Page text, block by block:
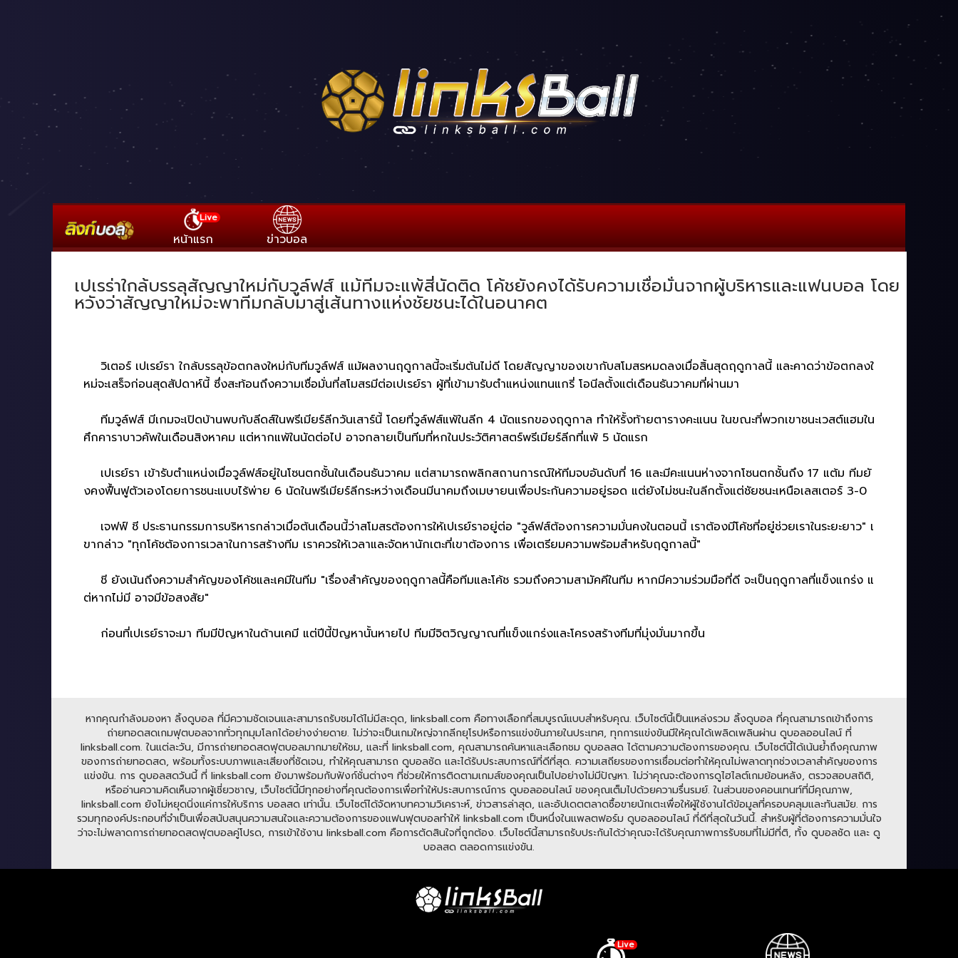
Live
หน้าแรก ข่าวบอล
เปเรร่าใกล้บรรลุสัญญาใหม่กับวูล์ฟส์ แม้ทีมจะแพ้สี่นัดติด โค้ชยังคงได้รับความเชื่อมั่นจากผู้บริหารและแฟนบอล โดย
หวังว่าสัญญาใหม่จะพาทีมกลับมาสู่เส้นทางแห่งชัยชนะได้ในอนาคต
วิเตอร์ เปเรย์รา ใกล้บรรลุข้อตกลงใหม่กับทีมวูล์ฟส์ แม้ผลงานฤดูกาลนี้จะเริ่มต้นไม่ดี โดยสัญญาของเขากับสโมสรหมดลงเมื่อสิ้นสุดฤดูกาลนี้ และคาดว่าข้อตกลงใ
หม่จะเสร็จก่อนสุดสัปดาห์นี้ ซึ่งสะท้อนถึงความเชื่อมั่นที่สโมสรมีต่อเปเรย์รา ผู้ที่เข้ามารับตำแหน่งแทนแกรี่ โอนีลตั้งแต่เดือนธันวาคมที่ผ่านมา
ทีมวูล์ฟส์ มีเกมจะเปิดบ้านพบกับลีดส์ในพรีเมียร์ลีกวันเสาร์นี้ โดยที่วูล์ฟส์แพ้ในลีก 4 นัดแรกของฤดูกาล ทำให้รั้งท้ายตารางคะแนน ในขณะที่พวกเขาชนะเวสต์แฮมใน
ศึกคาราบาวคัพในเดือนสิงหาคม แต่หากแพ้ในนัดต่อไป อาจกลายเป็นทีมที่หกในประวัติศาสตร์พรีเมียร์ลีกที่แพ้ 5 นัดแรก
เปเรย์รา เข้ารับตำแหน่งเมื่อวูล์ฟส์อยู่ในโซนตกชั้นในเดือนธันวาคม แต่สามารถพลิกสถานการณ์ให้ทีมจบอันดับที่ 16 และมีคะแนนห่างจากโซนตกชั้นถึง 17 แต้ม ทีมยั
งคงฟื้นฟูตัวเองโดยการชนะแบบไร้พ่าย 6 นัดในพรีเมียร์ลีกระหว่างเดือนมีนาคมถึงเมษายนเพื่อประกันความอยู่รอด แต่ยังไม่ชนะในลีกตั้งแต่ชัยชนะเหนือเลสเตอร์ 3-0
เจฟฟ์ ชี ประธานกรรมการบริหารกล่าวเมื่อต้นเดือนนี้ว่าสโมสรต้องการให้เปเรย์ราอยู่ต่อ "วูล์ฟส์ต้องการความมั่นคงในตอนนี้ เราต้องมีโค้ชที่อยู่ช่วยเราในระยะยาว" เ
ขากล่าว "ทุกโค้ชต้องการเวลาในการสร้างทีม เราควรให้เวลาและจัดหานักเตะที่เขาต้องการ เพื่อเตรียมความพร้อมสำหรับฤดูกาลนี้"
ชี ยังเน้นถึงความสำคัญของโค้ชและเคมีในทีม "เรื่องสำคัญของฤดูกาลนี้คือทีมและโค้ช รวมถึงความสามัคคีในทีม หากมีความร่วมมือที่ดี จะเป็นฤดูกาลที่แข็งแกร่ง แ
ต่หากไม่มี อาจมีข้อสงสัย"
ก่อนที่เปเรย์ราจะมา ทีมมีปัญหาในด้านเคมี แต่ปีนี้ปัญหานั้นหายไป ทีมมีจิตวิญญาณที่แข็งแกร่งและโครงสร้างทีมที่มุ่งมั่นมากขึ้น
หากคุณกำลังมองหา ลิ้งดูบอล ที่มีความชัดเจนและสามารถรับชมได้ไม่มีสะดุด, linksball.com คือทางเลือกที่สมบูรณ์แบบสำหรับคุณ. เว็บไซต์นี้เป็นแหล่งรวม ลิ้งดูบอล ที่คุณสามารถเข้าถึงการ
ถ่ายทอดสดเกมฟุตบอลจากทั่วทุกมุมโลกได้อย่างง่ายดาย. ไม่ว่าจะเป็นเกมใหญ่จากลีกยุโรปหรือการแข่งขันภายในประเทศ, ทุกการแข่งขันมีให้คุณได้เพลิดเพลินผ่าน ดูบอลออนไลน์ ที่
linksball.com. ในแต่ละวัน, มีการถ่ายทอดสดฟุตบอลมากมายให้ชม, และที่ linksball.com, คุณสามารถค้นหาและเลือกชม ดูบอลสด ได้ตามความต้องการของคุณ. เว็บไซต์นี้ได้เน้นย้ำถึงคุณภาพ
ของการถ่ายทอดสด, พร้อมทั้งระบบภาพและเสียงที่ชัดเจน, ทำให้คุณสามารถ ดูบอลชัด และได้รับประสบการณ์ที่ดีที่สุด. ความเสถียรของการเชื่อมต่อทำให้คุณไม่พลาดทุกช่วงเวลาสำคัญของการ
แข่งขัน. การ ดูบอลสดวันนี้ ที่ linksball.com ยังมาพร้อมกับฟังก์ชั่นต่างๆ ที่ช่วยให้การติดตามเกมส์ของคุณเป็นไปอย่างไม่มีปัญหา. ไม่ว่าคุณจะต้องการดูไฮไลต์เกมย้อนหลัง, ตรวจสอบสถิติ,
หรืออ่านความคิดเห็นจากผู้เชี่ยวชาญ, เว็บไซต์นี้มีทุกอย่างที่คุณต้องการเพื่อทำให้ประสบการณ์การ ดูบอลออนไลน์ ของคุณเต็มไปด้วยความรื่นรมย์. ในส่วนของคอนเทนท์ที่มีคุณภาพ,
linksball.com ยังไม่หยุดนิ่งแค่การให้บริการ บอลสด เท่านั้น. เว็บไซต์ได้จัดหาบทความวิเคราะห์, ข่าวสารล่าสุด, และอัปเดตตลาดซื้อขายนักเตะเพื่อให้ผู้ใช้งานได้ข้อมูลที่ครอบคลุมและทันสมัย. การ
รวมทุกองค์ประกอบที่จำเป็นเพื่อสนับสนุนความสนใจและความต้องการของแฟนฟุตบอลทำให้ linksball.com เป็นหนึ่งในแพลตฟอร์ม ดูบอลออนไลน์ ที่ดีที่สุดในวันนี้. สำหรับผู้ที่ต้องการความมั่นใจ
ว่าจะไม่พลาดการถ่ายทอดสดฟุตบอลคู่โปรด, การเข้าใช้งาน linksball.com คือการตัดสินใจที่ถูกต้อง. เว็บไซต์นี้สามารถรับประกันได้ว่าคุณจะได้รับคุณภาพการรับชมที่ไม่มีที่ติ, ทั้ง ดูบอลชัด และ ดู
บอลสด ตลอดการแข่งขัน.
Live